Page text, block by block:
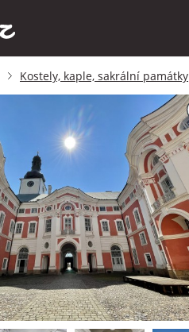
Kostely, kaple, sakrální památky